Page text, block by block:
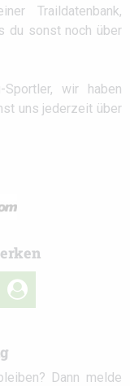
Traildatenbank,
du sonst noch über
wir haben
uns jederzeit über
user-
circle
Dann melde